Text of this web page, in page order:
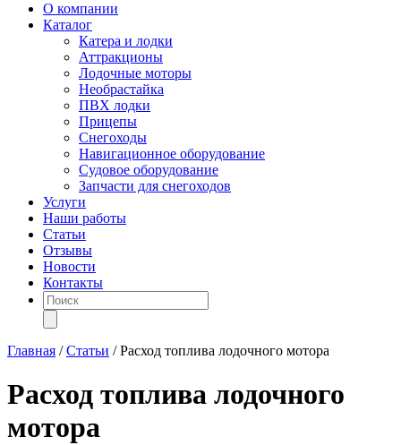
О компании
Каталог
Катера и лодки
Аттракционы
Лодочные моторы
Необрастайка
ПВХ лодки
Прицепы
Снегоходы
Навигационное оборудование
Судовое оборудование
Запчасти для снегоходов
Услуги
Наши работы
Статьи
Отзывы
Новости
Контакты
Поиск
товаров
Главная /Статьи /Расход топлива лодочного мотора
Расход топлива лодочного
мотора